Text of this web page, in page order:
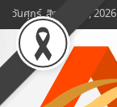
Skip
to
content
วันศุกร์, สิงหาคม 7, 2026